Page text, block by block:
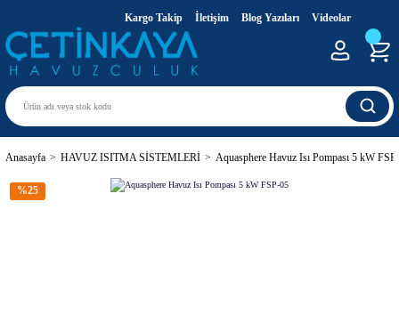
Kargo Takip İletişim Blog Yazıları Videolar
Anasayfa HAVUZ ISITMA SİSTEMLERİ Aquasphere Havuz Isı Pompası 5 kW
%25